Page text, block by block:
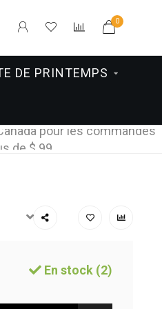
0
DE PRINTEMPS
pour les commandes
de $ 99
En stock (2)